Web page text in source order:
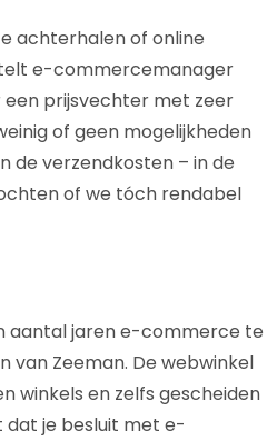
achterhalen of online
e-commercemanager
een prijsvechter met zeer
of geen mogelijkheden
de verzendkosten – in de
of we tóch rendabel
aantal jaren e-commerce te
van Zeeman. De webwinkel
winkels en zelfs gescheiden
dat je besluit met e-